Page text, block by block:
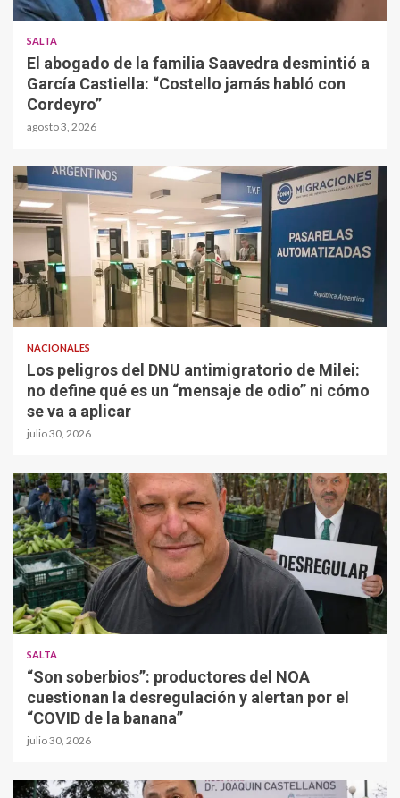
SALTA
El abogado de la familia Saavedra desmintió a
García Castiella: “Costello jamás habló con
Cordeyro”
agosto 3, 2026
NACIONALES
Los peligros del DNU antimigratorio de Milei:
no define qué es un “mensaje de odio” ni cómo
se va a aplicar
julio 30, 2026
SALTA
“Son soberbios”: productores del NOA
cuestionan la desregulación y alertan por el
“COVID de la banana”
julio 30, 2026